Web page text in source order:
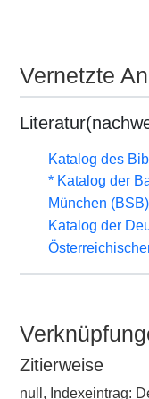
Vernetzte
Katalog des
* Katalog der
München (BSB)
Katalog der
Zitierweise
null, Indexeintrag: